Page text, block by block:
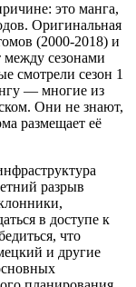
это манга,
Оригинальная
(2000-2018) и
между сезонами
смотрели сезон 1
— многие из
Они не знают,
размещает её
разрыв
в доступе к
что
и другие